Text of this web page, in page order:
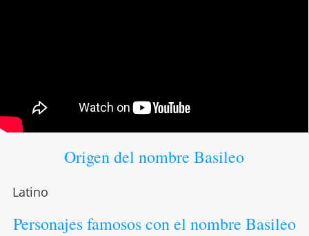
Origen del nombre Basileo
Latino
Personajes famosos con el nombre Basileo